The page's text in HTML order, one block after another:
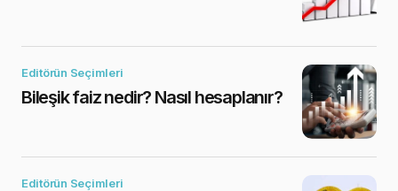
Editörün Seçimleri
Bileşik faiz nedir? Nasıl hesaplanır?
Editörün Seçimleri